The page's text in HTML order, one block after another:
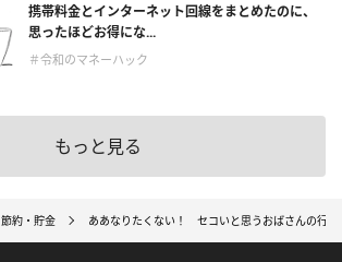
携帯料金とインターネット回線をまとめたのに、
思ったほどお得にな...
＃令和のマネーハック
もっと見る
節約・貯金 ああなりたくない！ セコいと思うおばさんの行